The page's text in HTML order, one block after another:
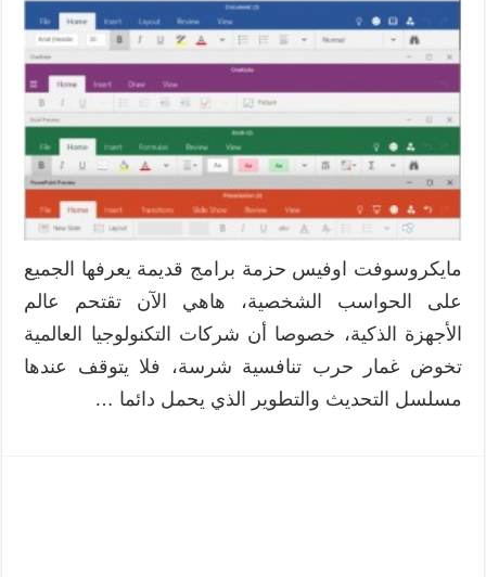
مايكروسوفت اوفيس حزمة برامج قديمة يعرفها الجميع
على الحواسب الشخصية، هاهي الآن تقتحم عالم
الأجهزة الذكية، خصوصا أن شركات التكنولوجيا العالمية
تخوض غمار حرب تنافسية شرسة، فلا يتوقف عندها
مسلسل التحديث والتطوير الذي يحمل دائما …